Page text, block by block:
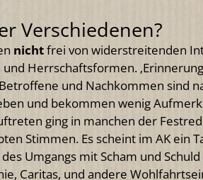
Verschiedenen?
nichtfrei von widerstreitenden
Herrschaftsformen.
und Nachkommen sind
und bekommen wenig
ging in manchen der
Stimmen. Es scheint im AK ein
Umgangs mit Scham und
Caritas, und andere